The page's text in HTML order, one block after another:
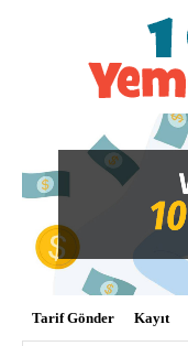
Tarif Gönder Kayıt